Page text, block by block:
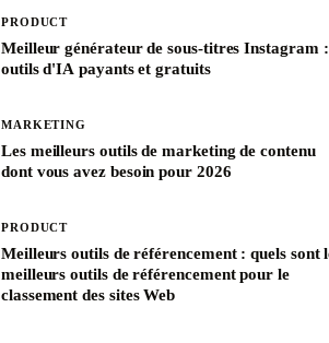
PRODUCT
Meilleur générateur de sous-titres Instagram :
outils d'IA payants et gratuits
MARKETING
Les meilleurs outils de marketing de contenu
dont vous avez besoin pour 2026
PRODUCT
Meilleurs outils de référencement : quels sont
meilleurs outils de référencement pour le
classement des sites Web